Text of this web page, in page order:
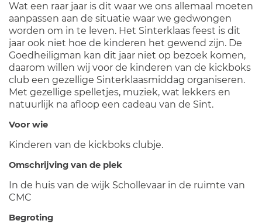
Wat een raar jaar is dit waar we ons allemaal moeten
aanpassen aan de situatie waar we gedwongen
worden om in te leven. Het Sinterklaas feest is dit
jaar ook niet hoe de kinderen het gewend zijn. De
Goedheiligman kan dit jaar niet op bezoek komen,
daarom willen wij voor de kinderen van de kickboks
club een gezellige Sinterklaasmiddag organiseren.
Met gezellige spelletjes, muziek, wat lekkers en
natuurlijk na afloop een cadeau van de Sint.
Voor wie
Kinderen van de kickboks clubje.
Omschrijving van de plek
In de huis van de wijk Schollevaar in de ruimte van
CMC
Begroting